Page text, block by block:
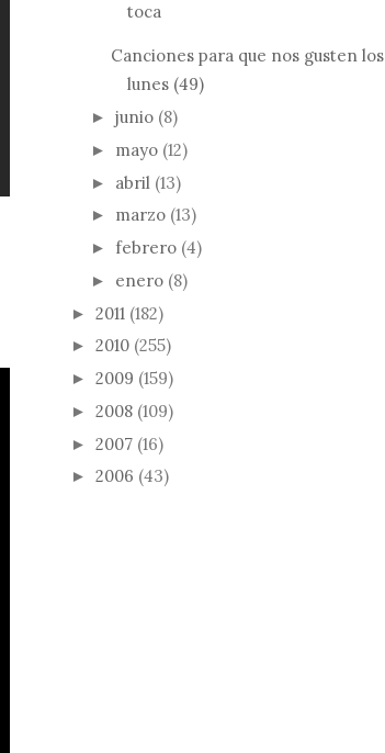
toca
Canciones para que nos gusten los
lunes (49)
► junio (8)
► mayo (12)
► abril (13)
► marzo (13)
► febrero (4)
► enero (8)
► 2011 (182)
► 2010 (255)
► 2009 (159)
► 2008 (109)
► 2007 (16)
► 2006 (43)